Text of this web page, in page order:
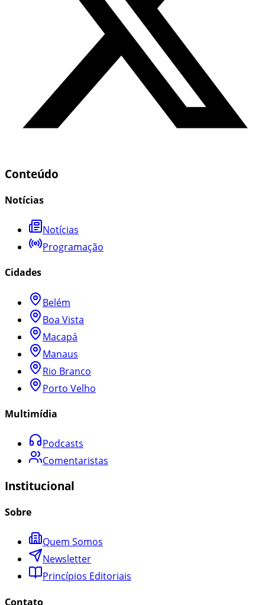
Conteúdo
Notícias
Notícias
Programação
Cidades
Belém
Boa Vista
Macapá
Manaus
Rio Branco
Porto Velho
Multimídia
Podcasts
Comentaristas
Institucional
Sobre
Quem Somos
Newsletter
Princípios Editoriais
Contato